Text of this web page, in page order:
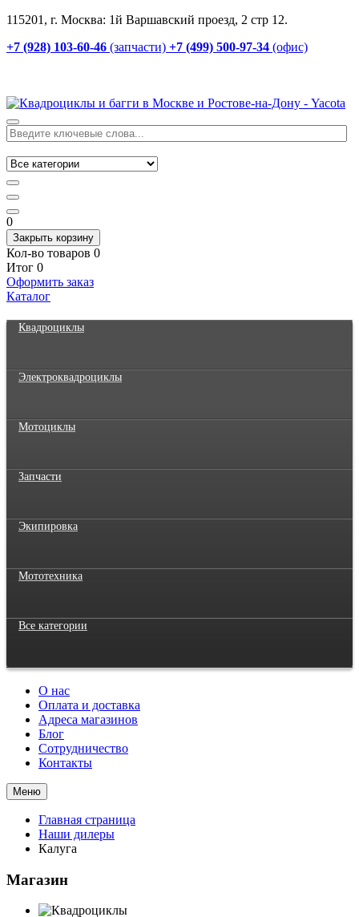
115201, г. Москва: 1й Варшавский проезд, 2 стр 12.
+7 (928) 103-60-46 (запчасти) +7 (499) 500-97-34 (офис)
0
Закрыть корзину
Кол-во товаров 0
Итог 0
Оформить заказ
Каталог
Квадроциклы
Электроквадроциклы
Мотоциклы
Запчасти
Экипировка
Мототехника
Все категории
О нас
Оплата и доставка
Адреса магазинов
Блог
Сотрудничество
Контакты
Меню
Главная страница
Наши дилеры
Калуга
Магазин